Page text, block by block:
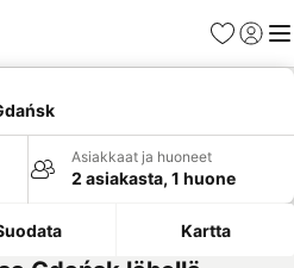
Suosikit
Asiakkaat ja huoneet
2 asiakasta, 1 huone
Kartta